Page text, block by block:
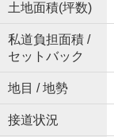
土地面積(坪数)
私道負担面積 /
セットバック
地目 / 地勢
接道状況